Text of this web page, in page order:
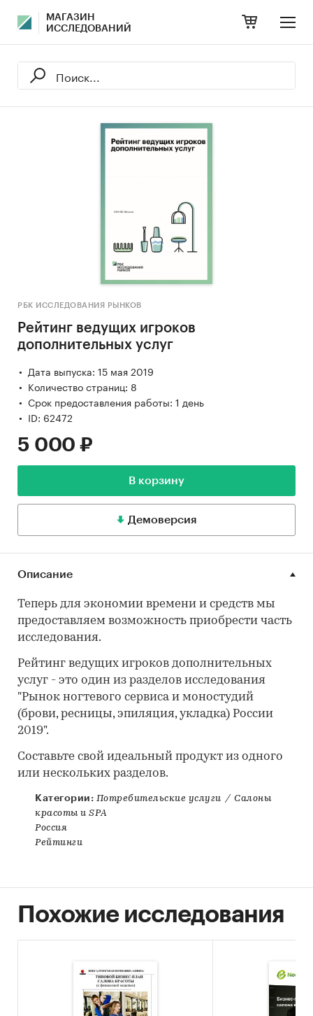
МАГАЗИН
ИССЛЕДОВАНИЙ
РБК ИССЛЕДОВАНИЯ РЫНКОВ
Рейтинг ведущих игроков
дополнительных услуг
Дата выпуска: 15 мая 2019
Количество страниц: 8
Срок предоставления работы: 1 день
ID: 62472
5 000 ₽
В корзину
Демоверсия
Описание
Теперь для экономии времени и средств мы
предоставляем возможность приобрести часть
исследования.
Рейтинг ведущих игроков дополнительных
услуг - это один из разделов исследования
"Рынок ногтевого сервиса и моностудий
(брови, ресницы, эпиляция, укладка) России
2019".
Составьте свой идеальный продукт из одного
или нескольких разделов.
Категории: Потребительские услуги / Салоны
красоты и SPA
Россия
Рейтинги
Похожие исследования